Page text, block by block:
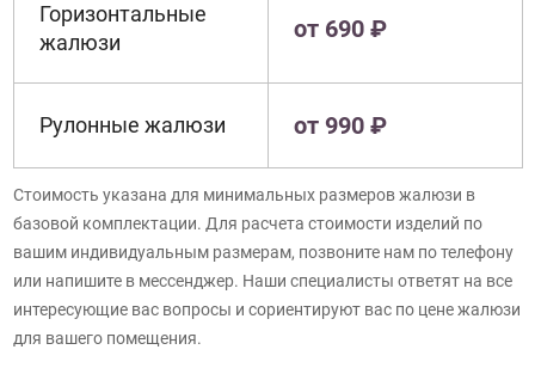
Горизонтальные
жалюзи
от 690 ₽
Рулонные жалюзи от 990 ₽
Стоимость указана для минимальных размеров жалюзи в
базовой комплектации. Для расчета стоимости изделий по
вашим индивидуальным размерам, позвоните нам по телефону
или напишите в мессенджер. Наши специалисты ответят на все
интересующие вас вопросы и сориентируют вас по цене жалюзи
для вашего помещения.